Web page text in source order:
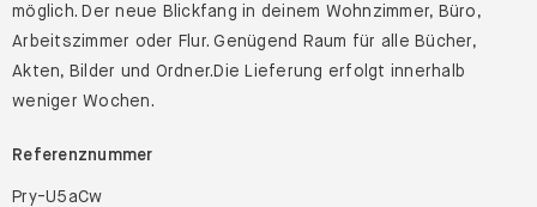
möglich. Der neue Blickfang in deinem Wohnzimmer, Büro,
Arbeitszimmer oder Flur. Genügend Raum für alle Bücher,
Akten, Bilder und Ordner.Die Lieferung erfolgt innerhalb
weniger Wochen.
Referenznummer
Pry-U5aCw